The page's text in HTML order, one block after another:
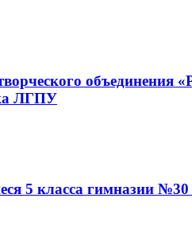
объединения
ЛГПУ
5 класса гимназии